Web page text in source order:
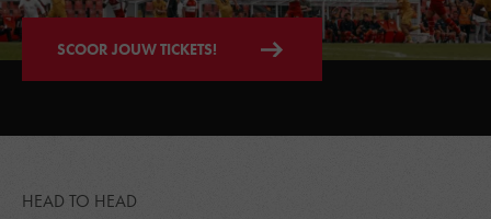
SCOOR JOUW TICKETS!
HEAD TO HEAD